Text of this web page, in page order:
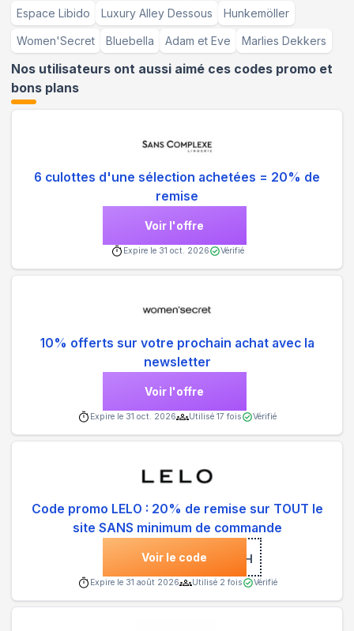
Espace Libido Luxury Alley Dessous Hunkemöller
Women'Secret Bluebella Adam et Eve Marlies Dekkers
Nos utilisateurs ont aussi aimé ces codes promo et
bons plans
6 culottes d'une sélection achetées = 20% de
remise
Voir l'offre
Expire le 31 oct. 2026 Vérifié
10% offerts sur votre prochain achat avec la
newsletter
Voir l'offre
Expire le 31 oct. 2026 Utilisé 17 fois Vérifié
Code promo LELO : 20% de remise sur TOUT le
site SANS minimum de commande
Voir le code ***OH
Expire le 31 août 2026 Utilisé 2 fois Vérifié